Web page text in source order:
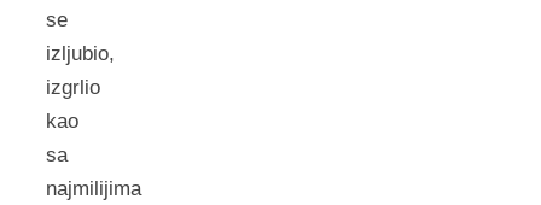
se
izljubio,
izgrlio
kao
sa
najmilijima